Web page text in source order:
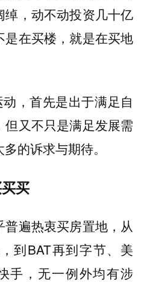
，动不动投资几十亿
在买楼，就是在买地
，首先是出于满足自
又不只是满足发展需
的诉求与期待。
买
遍热衷买房置地，从
到BAT再到字节、美
手，无一例外均有涉